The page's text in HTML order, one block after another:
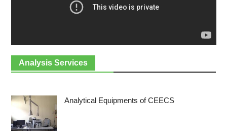
Analysis Services
Analytical Equipments of CEECS